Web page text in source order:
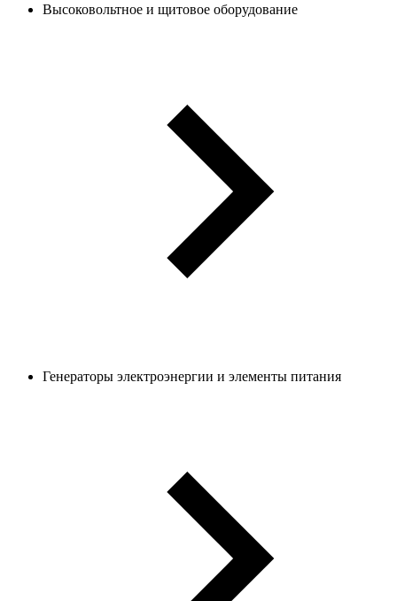
Высоковольтное и щитовое оборудование
Генераторы электроэнергии и элементы питания